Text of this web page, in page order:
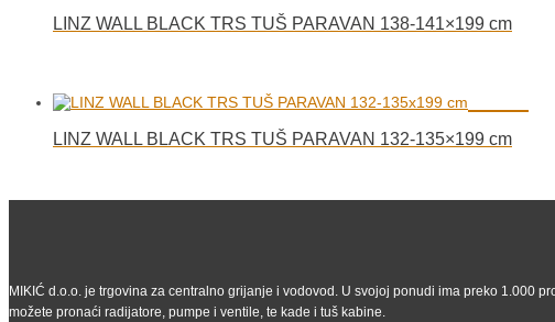
LINZ WALL BLACK TRS TUŠ PARAVAN 138-141×199 cm
LINZ WALL BLACK TRS TUŠ PARAVAN 132-135×199 cm
MIKIĆ d.o.o. je trgovina za centralno grijanje i vodovod. U svojoj ponudi ima preko 1.000
možete pronaći radijatore, pumpe i ventile, te kade i tuš kabine.